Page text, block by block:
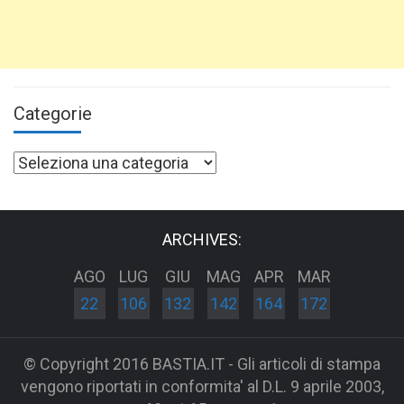
Categorie
Categorie
ARCHIVES:
AGO
22
LUG
106
GIU
132
MAG
142
APR
164
MAR
172
© Copyright 2016 BASTIA.IT - Gli articoli di stampa
vengono riportati in conformita' al D.L. 9 aprile 2003,